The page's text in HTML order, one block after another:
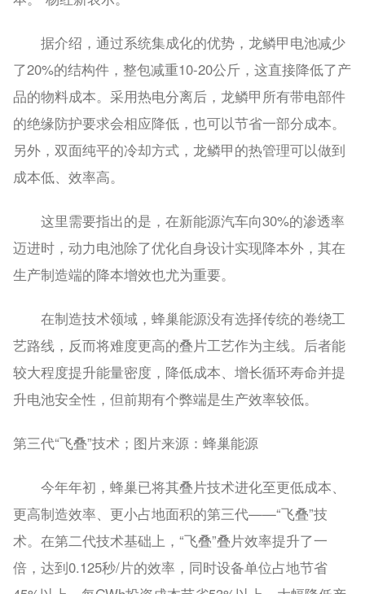
据介绍，通过系统集成化的优势，龙鳞甲电池减少
了20%的结构件，整包减重10-20公斤，这直接降低了产
品的物料成本。采用热电分离后，龙鳞甲所有带电部件
的绝缘防护要求会相应降低，也可以节省一部分成本。
另外，双面纯平的冷却方式，龙鳞甲的热管理可以做到
成本低、效率高。
这里需要指出的是，在新能源汽车向30%的渗透率
迈进时，动力电池除了优化自身设计实现降本外，其在
生产制造端的降本增效也尤为重要。
在制造技术领域，蜂巢能源没有选择传统的卷绕工
艺路线，反而将难度更高的叠片工艺作为主线。后者能
较大程度提升能量密度，降低成本、增长循环寿命并提
升电池安全性，但前期有个弊端是生产效率较低。
第三代“飞叠”技术；图片来源：蜂巢能源
今年年初，蜂巢已将其叠片技术进化至更低成本、
更高制造效率、更小占地面积的第三代——“飞叠”技
术。在第二代技术基础上，“飞叠”叠片效率提升了一
倍，达到0.125秒/片的效率，同时设备单位占地节省